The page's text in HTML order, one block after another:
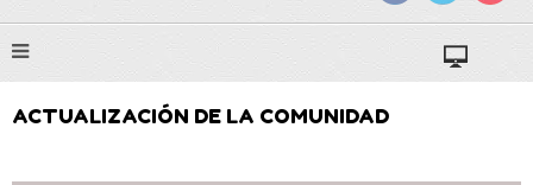
ACTUALIZACIÓN DE LA COMUNIDAD